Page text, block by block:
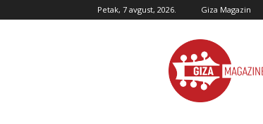
Petak, 7 avgust, 2026. Giza Magazin
Magazine